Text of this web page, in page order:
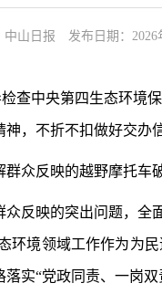
中山日报 发布日期：2026
中央第四生态环境
，不折不扣做好交办
反映的越野摩托车
映的突出问题，全
境领域工作作为为
实“党政同责、一岗